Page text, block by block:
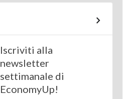
Iscriviti alla
newsletter
settimanale di
EconomyUp!